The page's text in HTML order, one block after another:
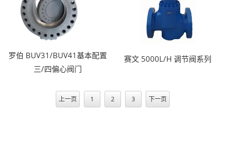
罗伯 BUV31/BUV41基本配置
三/四偏心阀门
赛文 5000L/H 调节阀系列
上一页 1 2 3 下一页